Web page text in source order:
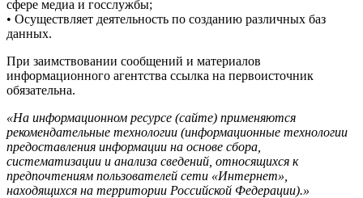
сфере медиа и госслужбы;
• Осуществляет деятельность по созданию различных баз
данных.
При заимствовании сообщений и материалов
информационного агентства ссылка на первоисточник
обязательна.
«На информационном ресурсе (сайте) применяются
рекомендательные технологии (информационные технологии
предоставления информации на основе сбора,
систематизации и анализа сведений, относящихся к
предпочтениям пользователей сети «Интернет»,
находящихся на территории Российской Федерации).»